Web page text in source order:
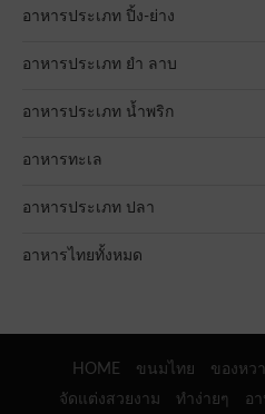
อาหารประเภท ปิ้ง-ย่าง
อาหารประเภท ยำ ลาบ
อาหารประเภท น้ำพริก
อาหารทะเล
อาหารประเภท ปลา
อาหารไทยทั้งหมด
HOME ขนมไทย ของหว
จัดแต่งสวยงาม
ทำง่ายๆ อ